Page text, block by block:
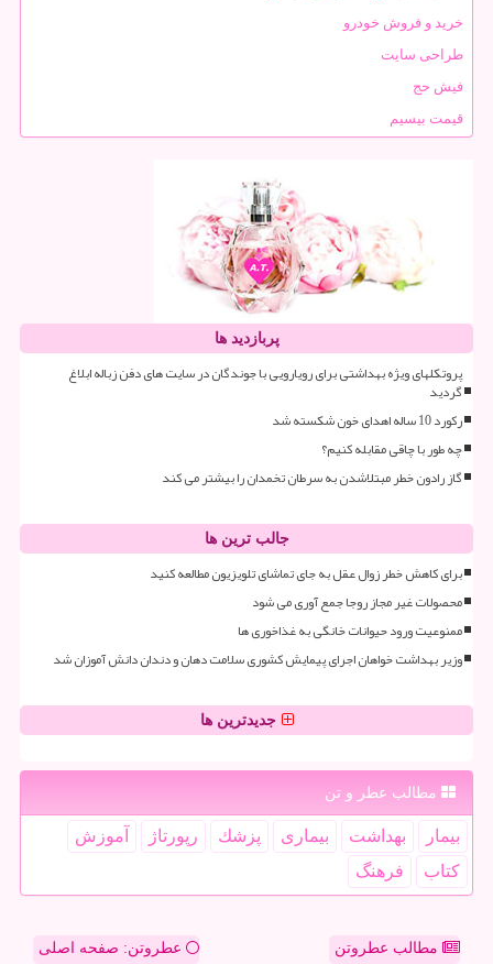
خرید و فروش خودرو
طراحی سایت
فیش حج
قیمت بیسیم
پربازدید ها
پروتکلهای ویژه بهداشتی برای رویارویی با جوندگان در سایت های دفن زباله ابلاغ
گردید
رکورد 10 ساله اهدای خون شکسته شد
چه طور با چاقی مقابله کنیم؟
گاز رادون خطر مبتلاشدن به سرطان تخمدان را بیشتر می کند
جالب ترین ها
برای کاهش خطر زوال عقل به جای تماشای تلویزیون مطالعه کنید
محصولات غیر مجاز روجا جمع آوری می شود
ممنوعیت ورود حیوانات خانگی به غذاخوری ها
وزیر بهداشت خواهان اجرای پیمایش کشوری سلامت دهان و دندان دانش آموزان شد
جدیدترین ها
مطالب عطر و تن
بیمار بهداشت بیماری پزشك رپورتاژ
آموزش
كتاب
فرهنگ
مطالب عطروتن عطروتن: صفحه اصلی